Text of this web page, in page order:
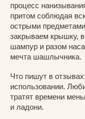
процесс
притом соблюдая
острыми
закрываем крышку,
шампур и разом
мечта шашлычника.
Что пишут в
использовании.
тратят времени
и ладони.